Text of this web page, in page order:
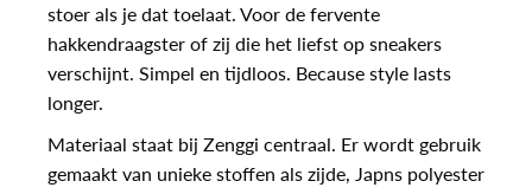
stoer als je dat toelaat. Voor de fervente
hakkendraagster of zij die het liefst op sneakers
verschijnt. Simpel en tijdloos. Because style lasts
longer.
Materiaal staat bij Zenggi centraal. Er wordt gebruik
gemaakt van unieke stoffen als zijde, Japns polyester